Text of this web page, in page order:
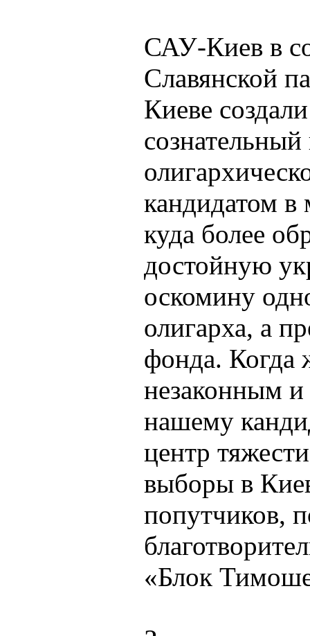
САУ-Киев в
Славянской
Киеве
кандидатом
куда более
достойную
оскомину
олигарха, а
фонда. Когда
незаконным
нашему
центр
выборы в
попутчиков,
«Блок